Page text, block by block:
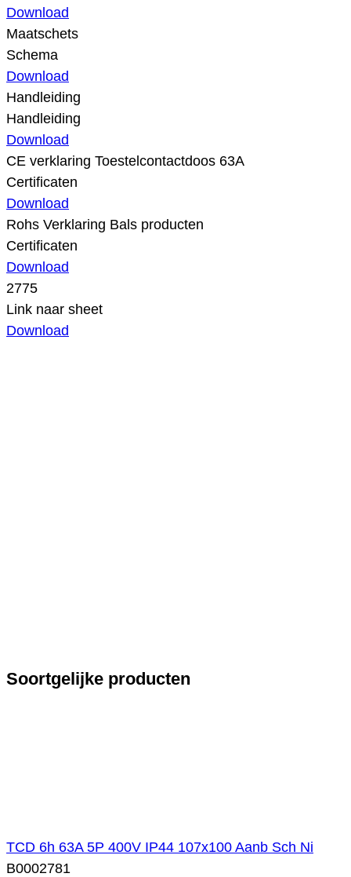
Download
Maatschets
Schema
Download
Handleiding
Handleiding
Download
CE verklaring Toestelcontactdoos 63A
Certificaten
Download
Rohs Verklaring Bals producten
Certificaten
Download
2775
Link naar sheet
Download
Soortgelijke producten
TCD 6h 63A 5P 400V IP44 107x100 Aanb Sch Ni
B0002781